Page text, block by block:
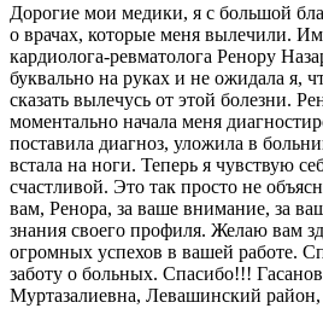
Дорогие мои медики, я с большой
о врачах, которые меня вылечили.
кардиолога-ревматолога Ренору
буквально на руках и не ожидала я,
сказать вылечусь от этой болезни.
моментально начала меня
поставила диагноз, уложила в
встала на ноги. Теперь я чувствую
счастливой. Это так просто не
вам, Ренора, за ваше внимание, за
знания своего профиля. Желаю вам
огромных успехов в вашей работе.
заботу о больных. Спасибо!!!
Муртазалиевна, Левашинский